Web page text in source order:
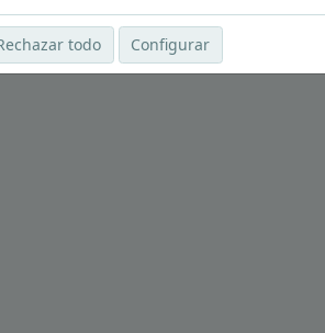
todo Configurar